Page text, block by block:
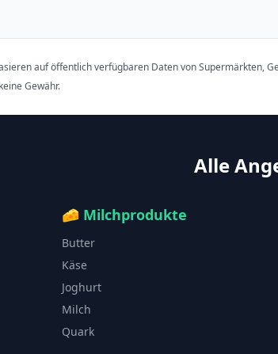
auf öffentlich verfügbaren Daten von Supermärkten,
Gewähr.
Alle
🧀 Milchprodukte
Butter
Käse
Joghurt
Milch
Quark